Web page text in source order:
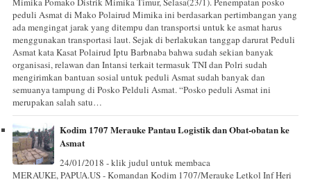
peduli Asmat di Mako Polairud Mimika ini berdasarkan pertimbangan yang
ada mengingat jarak yang ditempu dan transportsi untuk ke asmat harus
menggunakan transportasi laut. Sejak di berlakukan tanggap darurat Peduli
Asmat kata Kasat Polairud Iptu Barbnaba bahwa sudah sekian banyak
organisasi, relawan dan Intansi terkait termasuk TNI dan Polri sudah
mengirimkan bantuan sosial untuk peduli Asmat sudah banyak dan
semuanya tampung di Posko Pelduli Asmat. “Posko peduli Asmat ini
merupakan salah satu…
Kodim 1707 Merauke Pantau Logistik dan Obat-obatan ke
Asmat
24/01/2018 - klik judul untuk membaca
MERAUKE, PAPUA.US - Komandan Kodim 1707/Merauke Letkol Inf Heri